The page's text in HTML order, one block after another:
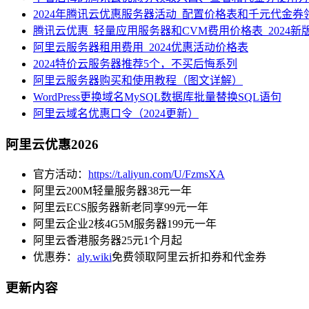
2024年腾讯云优惠服务器活动_配置价格表和千元代金券
腾讯云优惠_轻量应用服务器和CVM费用价格表_2024新
阿里云服务器租用费用_2024优惠活动价格表
2024特价云服务器推荐5个，不买后悔系列
阿里云服务器购买和使用教程（图文详解）
WordPress更换域名MySQL数据库批量替换SQL语句
阿里云域名优惠口令（2024更新）
阿里云优惠2026
官方活动： https://t.aliyun.com/U/FzmsXA
阿里云200M轻量服务器38元一年
阿里云ECS服务器新老同享99元一年
阿里云企业2核4G5M服务器199元一年
阿里云香港服务器25元1个月起
优惠券： aly.wiki免费领取阿里云折扣券和代金券
更新内容